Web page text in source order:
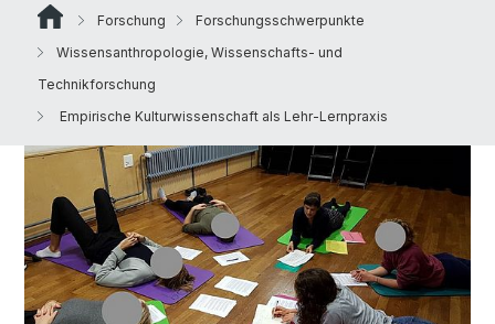
Forschung
Forschungsschwerpunkte
Wissensanthropologie, Wissenschafts- und
Technikforschung
Empirische Kulturwissenschaft als Lehr-Lernpraxis